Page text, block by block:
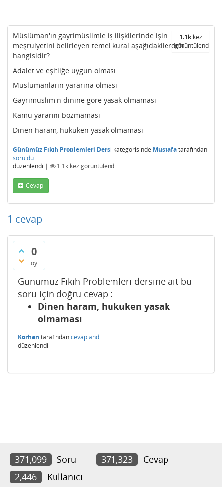
1.1kkez
görüntülendi
Müslüman'ın gayrimüslimle iş ilişkilerinde işin
meşruiyetini belirleyen temel kural aşağıdakilerden
hangisidir?
Adalet ve eşitliğe uygun olması
Müslümanların yararına olması
Gayrimüslimin dinine göre yasak olmaması
Kamu yararını bozmaması
Dinen haram, hukuken yasak olmaması
Günümüz Fıkıh Problemleri Dersi kategorisinde Mustafatarafından
soruldu
düzenlendi | 1.1k kez görüntülendi
Cevap
1 cevap
0
oy
Günümüz Fıkıh Problemleri dersine ait bu
soru için doğru cevap :
Dinen haram, hukuken yasak
olmaması
Korhan tarafındancevaplandı
düzenlendi
371,099 Soru 371,323
Cevap
2,446
Kullanıcı